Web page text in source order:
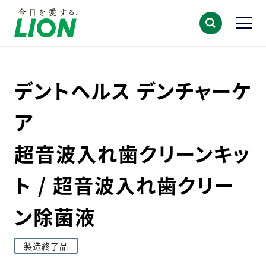
デントヘルス デンチャーケ
ア
超音波入れ歯クリーンキッ
ト / 超音波入れ歯クリー
ン除菌液
製造終了品